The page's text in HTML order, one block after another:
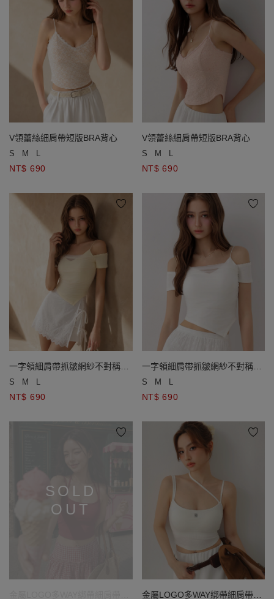
V領蕾絲細肩帶短版BRA背心
S M L
NT$ 690
V領蕾絲細肩帶短版BRA背心
S M L
NT$ 690
一字領細肩帶抓皺網紗不對稱下
擺短袖BRA TOP
S M L
NT$ 690
一字領細肩帶抓皺網紗不對稱下
擺短袖BRA TOP
S M L
NT$ 690
SOLD
OUT
金屬LOGO多WAY綁帶細肩帶羅